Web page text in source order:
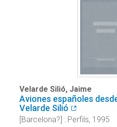
Velarde Silió, Jaime
Aviones españoles
Velarde Silió
[Barcelona?] : Perfils, 1995